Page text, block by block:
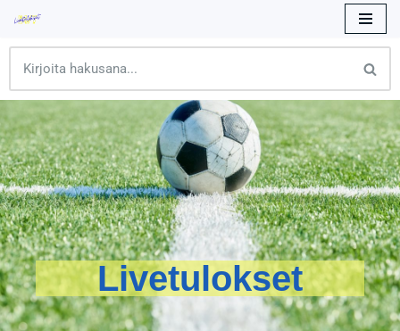
Siirry
suoraan
sisältöön
Livetulokset